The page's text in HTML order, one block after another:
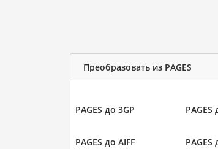
Преобразовать из PAGES
PAGES до 3GP PAGES
PAGES до AIFF PAGES